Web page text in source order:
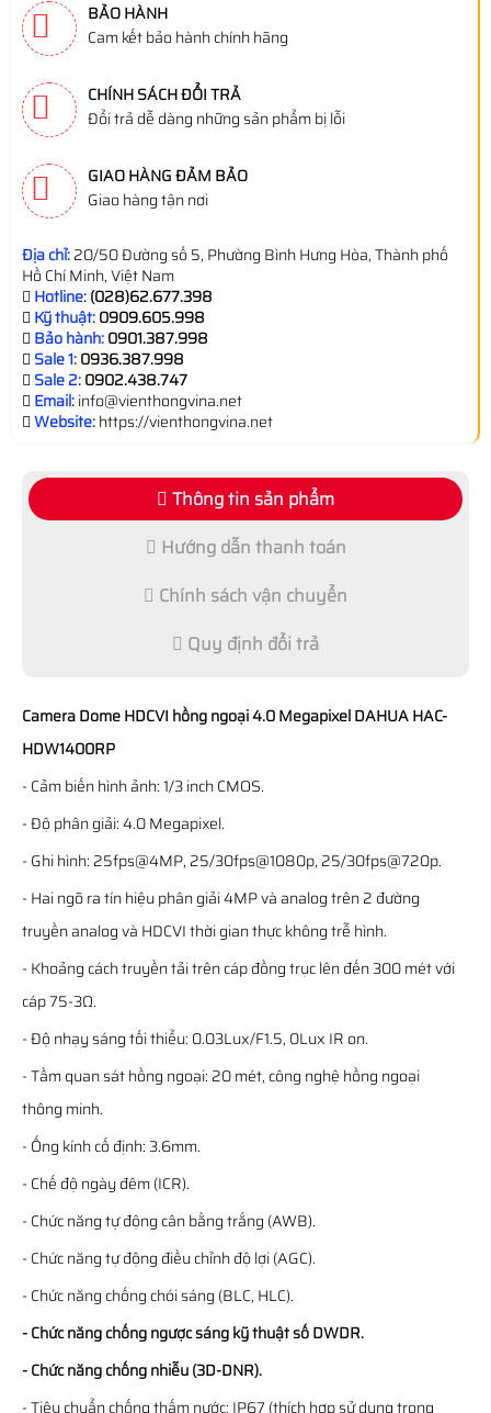
BẢO HÀNH
Cam kết bảo hành chính hãng
CHÍNH SÁCH ĐỔI TRẢ
Đổi trả dễ dàng những sản phẩm bị lỗi
GIAO HÀNG ĐẢM BẢO
Giao hàng tận nơi
Địa chỉ:20/50 Đường số 5, Phường Bình Hưng Hòa, Thành phố
Hồ Chí Minh, Việt Nam
Hotline:(028)62.677.398
Kỹ thuật:0909.605.998
Bảo hành:0901.387.998
Sale 1:0936.387.998
Sale 2:0902.438.747
Email:info@vienthongvina.net
Website:https://vienthongvina.net
Thông tin sản phẩm
Hướng dẫn thanh toán
Chính sách vận chuyển
Quy định đổi trả
Camera Dome HDCVI hồng ngoại 4.0 Megapixel DAHUA HAC-
HDW1400RP
- Cảm biến hình ảnh: 1/3 inch CMOS.
- Độ phân giải: 4.0 Megapixel.
- Ghi hình: 25fps@4MP, 25/30fps@1080p, 25/30fps@720p.
- Hai ngõ ra tín hiệu phân giải 4MP và analog trên 2 đường
truyền analog và HDCVI thời gian thực không trễ hình.
- Khoảng cách truyền tải trên cáp đồng trục lên đến 300 mét với
cáp 75-3Ω.
- Độ nhạy sáng tối thiểu: 0.03Lux/F1.5, 0Lux IR on.
- Tầm quan sát hồng ngoại: 20 mét, công nghệ hồng ngoại
thông minh.
- Ống kính cố định: 3.6mm.
- Chế độ ngày đêm (ICR).
- Chức năng tự động cân bằng trắng (AWB).
- Chức năng tự động điều chỉnh độ lợi (AGC).
- Chức năng chống chói sáng (BLC, HLC).
- Chức năng chống ngược sáng kỹ thuật số DWDR.
- Chức năng chống nhiễu (3D-DNR).
- Tiêu chuẩn chống thấm nước: IP67 (thích hợp sử dụng trong